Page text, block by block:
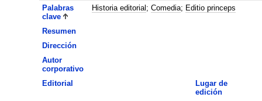
Palabras
clave
Historia editorial ; Comedia; Editio princeps
Resumen
Dirección
Autor
corporativo
Editorial
Lugar de
edición